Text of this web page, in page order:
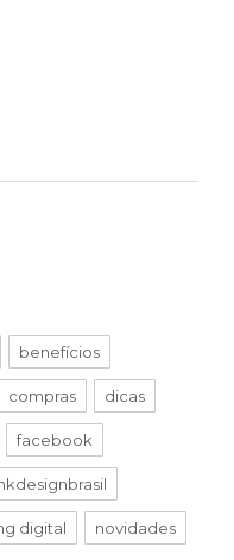
benefícios
compras dicas
facebook
digital novidades